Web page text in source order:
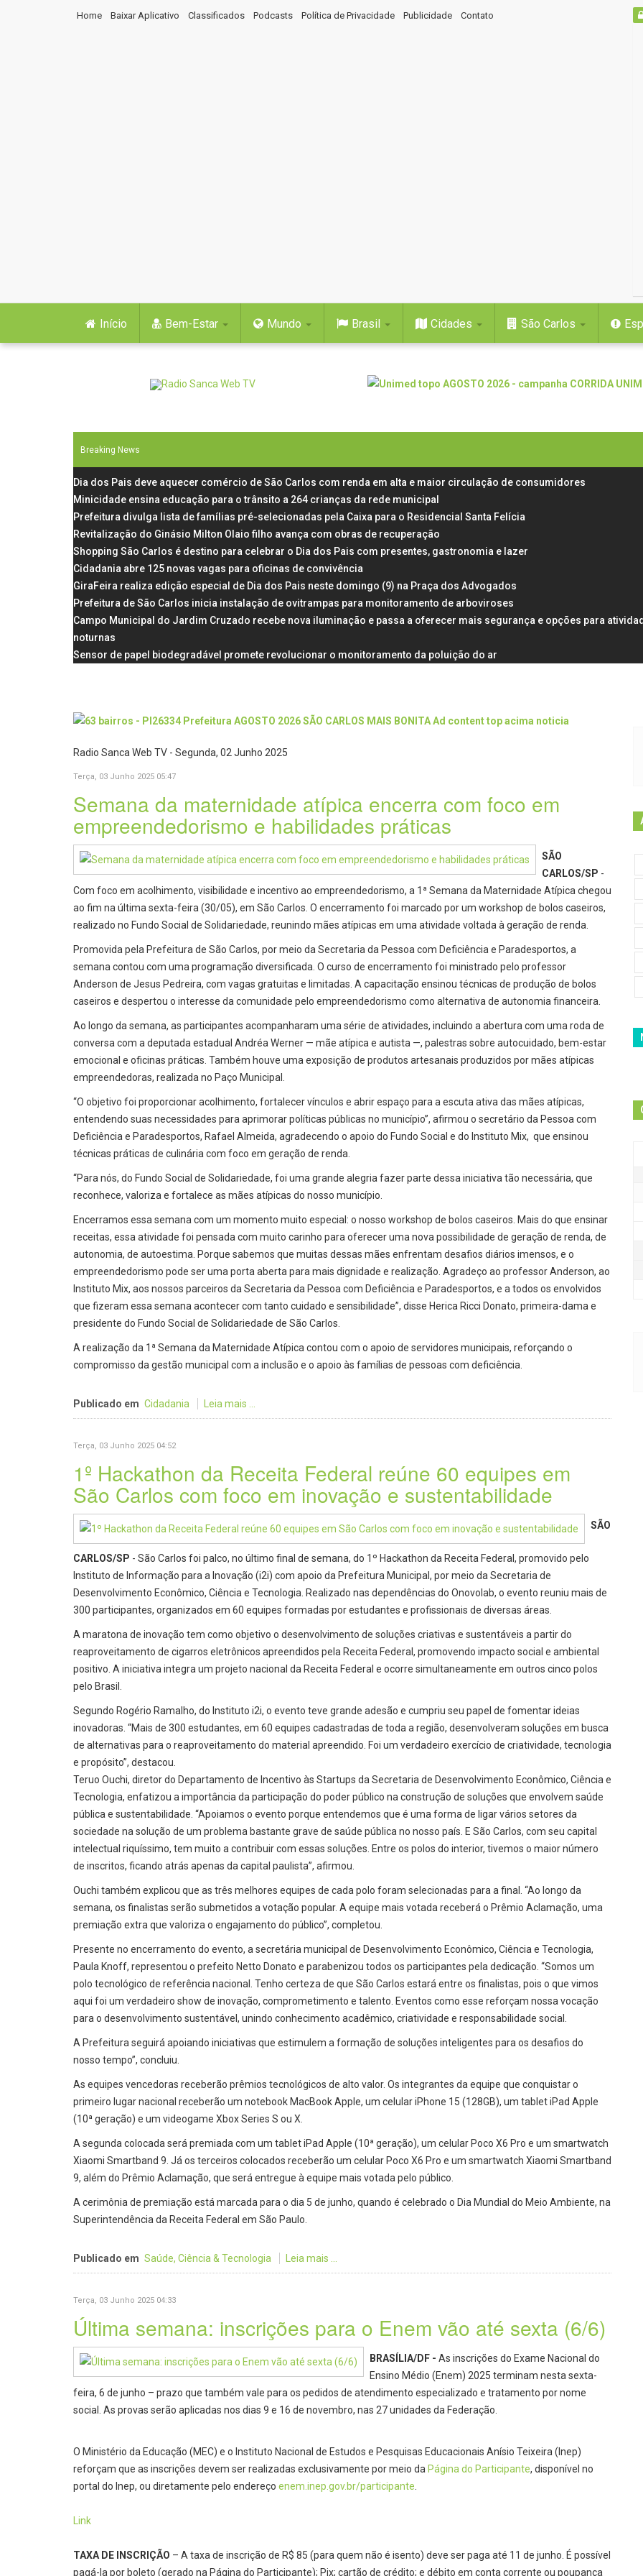
Home Baixar Aplicativo Classificados Podcasts Política de Privacidade Publicidade Contato
Início Bem-Estar Mundo Brasil Cidades São Carlos
Breaking News
Dia dos Pais deve aquecer comércio de São Carlos com renda em alta e maior circulação de consumidores
Minicidade ensina educação para o trânsito a 264 crianças da rede municipal
Prefeitura divulga lista de famílias pré-selecionadas pela Caixa para o Residencial Santa Felícia
Revitalização do Ginásio Milton Olaio filho avança com obras de recuperação
Shopping São Carlos é destino para celebrar o Dia dos Pais com presentes, gastronomia e lazer
Cidadania abre 125 novas vagas para oficinas de convivência
GiraFeira realiza edição especial de Dia dos Pais neste domingo (9) na Praça dos Advogados
Prefeitura de São Carlos inicia instalação de ovitrampas para monitoramento de arboviroses
Campo Municipal do Jardim Cruzado recebe nova iluminação e passa a oferecer mais segurança e opções para
noturnas
Sensor de papel biodegradável promete revolucionar o monitoramento da poluição do ar
Radio Sanca Web TV - Segunda, 02 Junho 2025
Terça, 03 Junho 2025 05:47
Semana da maternidade atípica encerra com foco em
empreendedorismo e habilidades práticas
SÃO
CARLOS/SP -
Com foco em acolhimento, visibilidade e incentivo ao empreendedorismo, a 1ª Semana da Maternidade Atípica chegou
ao fim na última sexta-feira (30/05), em São Carlos. O encerramento foi marcado por um workshop de bolos caseiros,
realizado no Fundo Social de Solidariedade, reunindo mães atípicas em uma atividade voltada à geração de renda.
Promovida pela Prefeitura de São Carlos, por meio da Secretaria da Pessoa com Deficiência e Paradesportos, a
semana contou com uma programação diversificada. O curso de encerramento foi ministrado pelo professor
Anderson de Jesus Pedreira, com vagas gratuitas e limitadas. A capacitação ensinou técnicas de produção de bolos
caseiros e despertou o interesse da comunidade pelo empreendedorismo como alternativa de autonomia financeira.
Ao longo da semana, as participantes acompanharam uma série de atividades, incluindo a abertura com uma roda de
conversa com a deputada estadual Andréa Werner — mãe atípica e autista —, palestras sobre autocuidado, bem-estar
emocional e oficinas práticas. Também houve uma exposição de produtos artesanais produzidos por mães atípicas
empreendedoras, realizada no Paço Municipal.
“O objetivo foi proporcionar acolhimento, fortalecer vínculos e abrir espaço para a escuta ativa das mães atípicas,
entendendo suas necessidades para aprimorar políticas públicas no município”, afirmou o secretário da Pessoa com
Deficiência e Paradesportos, Rafael Almeida, agradecendo o apoio do Fundo Social e do Instituto Mix, que ensinou
técnicas práticas de culinária com foco em geração de renda.
“Para nós, do Fundo Social de Solidariedade, foi uma grande alegria fazer parte dessa iniciativa tão necessária, que
reconhece, valoriza e fortalece as mães atípicas do nosso município.
Encerramos essa semana com um momento muito especial: o nosso workshop de bolos caseiros. Mais do que ensinar
receitas, essa atividade foi pensada com muito carinho para oferecer uma nova possibilidade de geração de renda, de
autonomia, de autoestima. Porque sabemos que muitas dessas mães enfrentam desafios diários imensos, e o
empreendedorismo pode ser uma porta aberta para mais dignidade e realização. Agradeço ao professor Anderson, ao
Instituto Mix, aos nossos parceiros da Secretaria da Pessoa com Deficiência e Paradesportos, e a todos os envolvidos
que fizeram essa semana acontecer com tanto cuidado e sensibilidade”, disse Herica Ricci Donato, primeira-dama e
presidente do Fundo Social de Solidariedade de São Carlos.
A realização da 1ª Semana da Maternidade Atípica contou com o apoio de servidores municipais, reforçando o
compromisso da gestão municipal com a inclusão e o apoio às famílias de pessoas com deficiência.
Publicado em Cidadania Leia mais ...
Terça, 03 Junho 2025 04:52
1º Hackathon da Receita Federal reúne 60 equipes em
São Carlos com foco em inovação e sustentabilidade
SÃO
CARLOS/SP - São Carlos foi palco, no último final de semana, do 1º Hackathon da Receita Federal, promovido pelo
Instituto de Informação para a Inovação (i2i) com apoio da Prefeitura Municipal, por meio da Secretaria de
Desenvolvimento Econômico, Ciência e Tecnologia. Realizado nas dependências do Onovolab, o evento reuniu mais de
300 participantes, organizados em 60 equipes formadas por estudantes e profissionais de diversas áreas.
A maratona de inovação tem como objetivo o desenvolvimento de soluções criativas e sustentáveis a partir do
reaproveitamento de cigarros eletrônicos apreendidos pela Receita Federal, promovendo impacto social e ambiental
positivo. A iniciativa integra um projeto nacional da Receita Federal e ocorre simultaneamente em outros cinco polos
pelo Brasil.
Segundo Rogério Ramalho, do Instituto i2i, o evento teve grande adesão e cumpriu seu papel de fomentar ideias
inovadoras. “Mais de 300 estudantes, em 60 equipes cadastradas de toda a região, desenvolveram soluções em busca
de alternativas para o reaproveitamento do material apreendido. Foi um verdadeiro exercício de criatividade, tecnologia
e propósito”, destacou.
Teruo Ouchi, diretor do Departamento de Incentivo às Startups da Secretaria de Desenvolvimento Econômico, Ciência e
Tecnologia, enfatizou a importância da participação do poder público na construção de soluções que envolvem saúde
pública e sustentabilidade. “Apoiamos o evento porque entendemos que é uma forma de ligar vários setores da
sociedade na solução de um problema bastante grave de saúde pública no nosso país. E São Carlos, com seu capital
intelectual riquíssimo, tem muito a contribuir com essas soluções. Entre os polos do interior, tivemos o maior número
de inscritos, ficando atrás apenas da capital paulista”, afirmou.
Ouchi também explicou que as três melhores equipes de cada polo foram selecionadas para a final. “Ao longo da
semana, os finalistas serão submetidos a votação popular. A equipe mais votada receberá o Prêmio Aclamação, uma
premiação extra que valoriza o engajamento do público”, completou.
Presente no encerramento do evento, a secretária municipal de Desenvolvimento Econômico, Ciência e Tecnologia,
Paula Knoff, representou o prefeito Netto Donato e parabenizou todos os participantes pela dedicação. “Somos um
polo tecnológico de referência nacional. Tenho certeza de que São Carlos estará entre os finalistas, pois o que vimos
aqui foi um verdadeiro show de inovação, comprometimento e talento. Eventos como esse reforçam nossa vocação
para o desenvolvimento sustentável, unindo conhecimento acadêmico, criatividade e responsabilidade social.
A Prefeitura seguirá apoiando iniciativas que estimulem a formação de soluções inteligentes para os desafios do
nosso tempo”, concluiu.
As equipes vencedoras receberão prêmios tecnológicos de alto valor. Os integrantes da equipe que conquistar o
primeiro lugar nacional receberão um notebook MacBook Apple, um celular iPhone 15 (128GB), um tablet iPad Apple
(10ª geração) e um videogame Xbox Series S ou X.
A segunda colocada será premiada com um tablet iPad Apple (10ª geração), um celular Poco X6 Pro e um smartwatch
Xiaomi Smartband 9. Já os terceiros colocados receberão um celular Poco X6 Pro e um smartwatch Xiaomi Smartband
9, além do Prêmio Aclamação, que será entregue à equipe mais votada pelo público.
A cerimônia de premiação está marcada para o dia 5 de junho, quando é celebrado o Dia Mundial do Meio Ambiente, na
Superintendência da Receita Federal em São Paulo.
Publicado em Saúde, Ciência & Tecnologia Leia mais ...
Terça, 03 Junho 2025 04:33
Última semana: inscrições para o Enem vão até sexta (6/6)
BRASÍLIA/DF - As inscrições do Exame Nacional do
Ensino Médio (Enem) 2025 terminam nesta sexta-
feira, 6 de junho – prazo que também vale para os pedidos de atendimento especializado e tratamento por nome
social. As provas serão aplicadas nos dias 9 e 16 de novembro, nas 27 unidades da Federação.
O Ministério da Educação (MEC) e o Instituto Nacional de Estudos e Pesquisas Educacionais Anísio Teixeira (Inep)
reforçam que as inscrições devem ser realizadas exclusivamente por meio da Página do Participante, disponível no
portal do Inep, ou diretamente pelo endereço enem.inep.gov.br/participante
Link
TAXA DE INSCRIÇÃO – A taxa de inscrição de R$ 85 (para quem não é isento) deve ser paga até 11 de junho. É possível
pagá-la por boleto (gerado na Página do Participante); Pix; cartão de crédito; e débito em conta corrente ou poupança